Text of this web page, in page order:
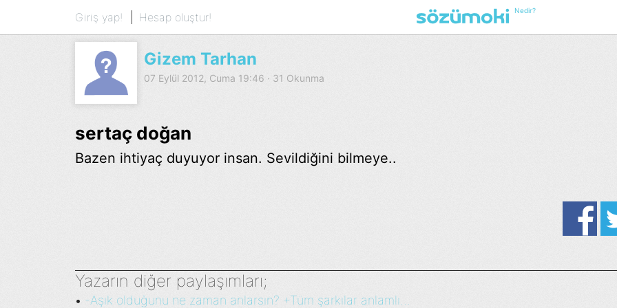
Giriş yap! Hesap oluştur! Nedir?
Gizem Tarhan
07 Eylül 2012, Cuma 19:46 · 31 Okunma
sertaç doğan
Bazen ihtiyaç duyuyor insan. Sevildiğini bilmeye..
Yazarın diğer paylaşımları;
• -Aşık olduğunu ne zaman anlarsın? +Tüm şarkılar anlamlı...